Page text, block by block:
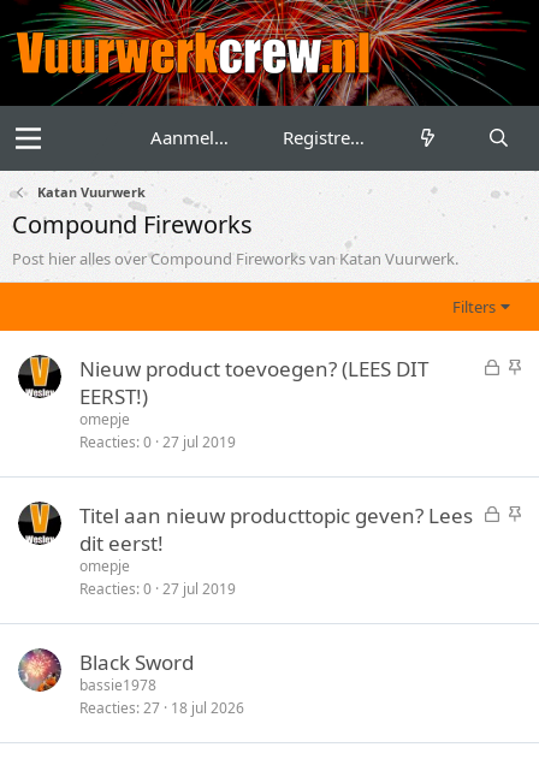
Aanmelden Registreren
Katan Vuurwerk
Compound Fireworks
Post hier alles over Compound Fireworks van Katan Vuurwerk.
Filters
G
e
S
Nieuw product toevoegen? (LEES DIT
EERST!)
omepje
Reacties 0 27 jul 2019
G S
Titel aan nieuw producttopic geven? Lees
dit eerst!
omepje
Reacties 0 27 jul 2019
Black Sword
bassie1978
Reacties 27 18 jul 2026